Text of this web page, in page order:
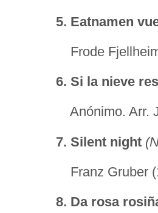
5. Eatnamen
Frode
6. Si la nieve
Anónimo. Arr.
7. Silent night
Franz Gruber
8. Da rosa